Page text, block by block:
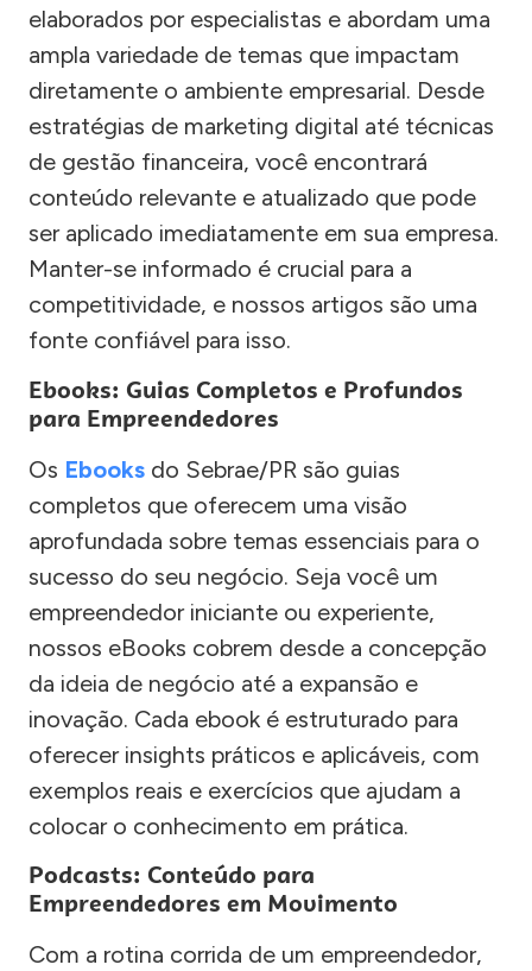
elaborados por especialistas e abordam uma
ampla variedade de temas que impactam
diretamente o ambiente empresarial. Desde
estratégias de marketing digital até técnicas
de gestão financeira, você encontrará
conteúdo relevante e atualizado que pode
ser aplicado imediatamente em sua empresa.
Manter-se informado é crucial para a
competitividade, e nossos artigos são uma
fonte confiável para isso.
Ebooks: Guias Completos e Profundos
para Empreendedores
Os Ebooks do Sebrae/PR são guias
completos que oferecem uma visão
aprofundada sobre temas essenciais para o
sucesso do seu negócio. Seja você um
empreendedor iniciante ou experiente,
nossos eBooks cobrem desde a concepção
da ideia de negócio até a expansão e
inovação. Cada ebook é estruturado para
oferecer insights práticos e aplicáveis, com
exemplos reais e exercícios que ajudam a
colocar o conhecimento em prática.
Podcasts: Conteúdo para
Empreendedores em Movimento
Com a rotina corrida de um empreendedor,